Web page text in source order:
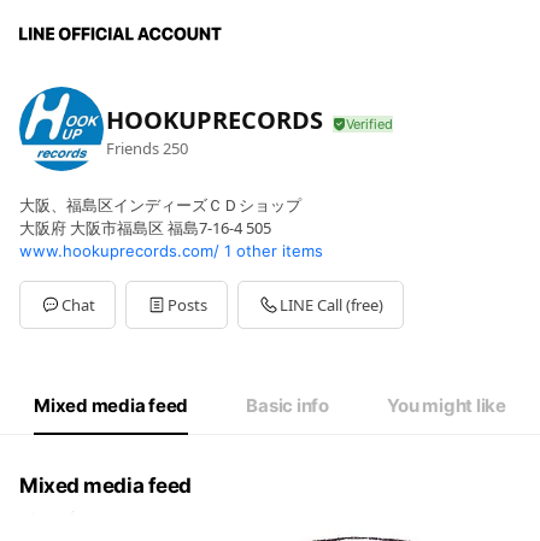
HOOKUPRECORDS
Friends 250
大阪、福島区インディーズＣＤショップ
大阪府 大阪市福島区 福島7-16-4 505
www.hookuprecords.com/ 1 other items
Chat Posts LINE Call (free)
Mixed media feed Basic info You might like
Mixed media feed